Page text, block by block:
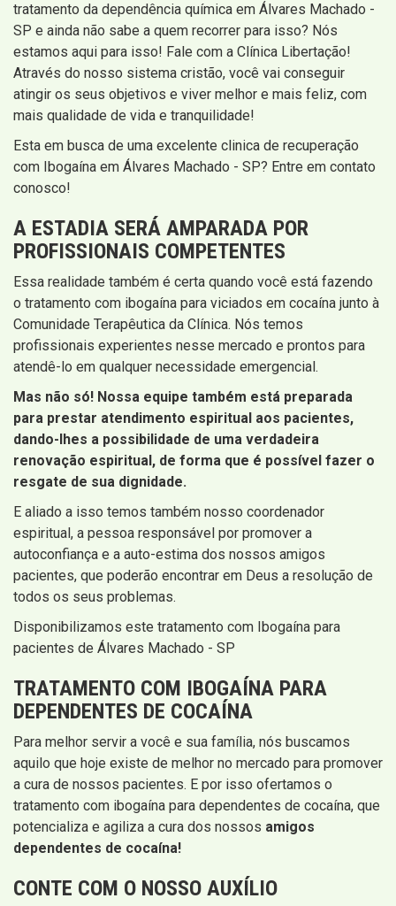
tratamento da dependência química em Álvares Machado -
SP e ainda não sabe a quem recorrer para isso? Nós
estamos aqui para isso! Fale com a Clínica Libertação!
Através do nosso sistema cristão, você vai conseguir
atingir os seus objetivos e viver melhor e mais feliz, com
mais qualidade de vida e tranquilidade!
Esta em busca de uma excelente clinica de recuperação
com Ibogaína em Álvares Machado - SP? Entre em contato
conosco!
A ESTADIA SERÁ AMPARADA POR
PROFISSIONAIS COMPETENTES
Essa realidade também é certa quando você está fazendo
o tratamento com ibogaína para viciados em cocaína junto à
Comunidade Terapêutica da Clínica. Nós temos
profissionais experientes nesse mercado e prontos para
atendê-lo em qualquer necessidade emergencial.
Mas não só! Nossa equipe também está preparada
para prestar atendimento espiritual aos pacientes,
dando-lhes a possibilidade de uma verdadeira
renovação espiritual, de forma que é possível fazer o
resgate de sua dignidade.
E aliado a isso temos também nosso coordenador
espiritual, a pessoa responsável por promover a
autoconfiança e a auto-estima dos nossos amigos
pacientes, que poderão encontrar em Deus a resolução de
todos os seus problemas.
Disponibilizamos este tratamento com Ibogaína para
pacientes de Álvares Machado - SP
TRATAMENTO COM IBOGAÍNA PARA
DEPENDENTES DE COCAÍNA
Para melhor servir a você e sua família, nós buscamos
aquilo que hoje existe de melhor no mercado para promover
a cura de nossos pacientes. E por isso ofertamos o
tratamento com ibogaína para dependentes de cocaína, que
potencializa e agiliza a cura dos nossos amigos
dependentes de cocaína!
CONTE COM O NOSSO AUXÍLIO